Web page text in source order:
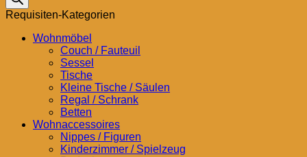
Requisiten-Kategorien
Wohnmöbel
Couch / Fauteuil
Sessel
Tische
Kleine Tische / Säulen
Regal / Schrank
Betten
Wohnaccessoires
Nippes / Figuren
Kinderzimmer / Spielzeug